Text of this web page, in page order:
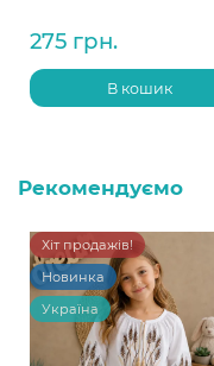
275 грн.
В кошик
Рекомендуємо
Хіт продажів!
Новинка
Україна